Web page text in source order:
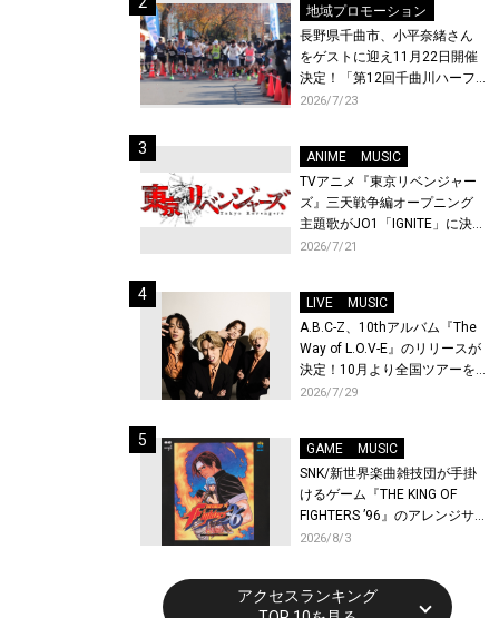
地域プロモーション
長野県千曲市、小平奈緒さん
をゲストに迎え11月22日開催
決定！「第12回千曲川ハーフ
マラソン」エントリー受付開
2026/7/23
ANIME
MUSIC
TVアニメ『東京リベンジャー
ズ』三天戦争編オープニング
主題歌がJO1「IGNITE」に決
定！メンバー全員から喜びと
先行上映会を開催！
2026/7/21
LIVE
MUSIC
A.B.C-Z、10thアルバム『The
Way of L.O.V-E』のリリースが
決定！10月より全国ツアーを
開催！
2026/7/29
GAME
MUSIC
SNK/新世界楽曲雑技団が手掛
けるゲーム『THE KING OF
FIGHTERS ’96』のアレンジサ
ウンドトラックが配信開始！
2026/8/3
アクセスランキング